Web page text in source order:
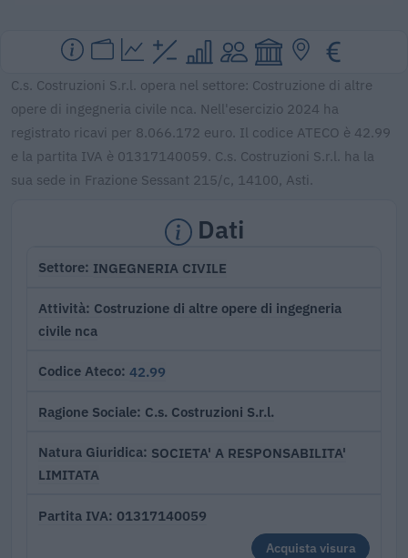
C.s. Costruzioni S.r.l. opera nel settore: Costruzione di altre
opere di ingegneria civile nca. Nell'esercizio 2024 ha
registrato ricavi per 8.066.172 euro. Il codice ATECO è 42.99
e la partita IVA è 01317140059. C.s. Costruzioni S.r.l. ha la
sua sede in Frazione Sessant 215/c, 14100, Asti.
Dati
Settore INGEGNERIA CIVILE
Attività Costruzione di altre opere di ingegneria
civile nca
Codice Ateco 42.99
Ragione Sociale C.s. Costruzioni S.r.l.
Natura Giuridica SOCIETA' A RESPONSABILITA'
LIMITATA
Partita IVA 01317140059
Acquista visura